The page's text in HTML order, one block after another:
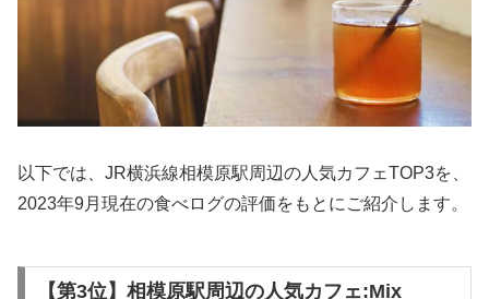
以下では、JR横浜線相模原駅周辺の人気カフェTOP3を、
2023年9月現在の食べログの評価をもとにご紹介します。
【第3位】相模原駅周辺の人気カフェ:Mix